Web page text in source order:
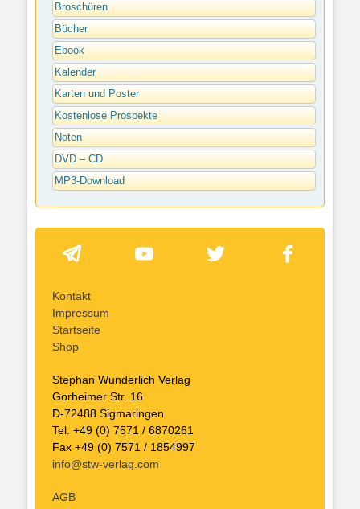
Broschüren
Bücher
Ebook
Kalender
Karten und Poster
Kostenlose Prospekte
Noten
DVD – CD
MP3-Download
Kontakt
Impressum
Startseite
Shop
Stephan Wunderlich Verlag
Gorheimer Str. 16
D-72488 Sigmaringen
Tel. +49 (0) 7571 / 6870261
Fax +49 (0) 7571 / 1854997
info@stw-verlag.com
AGB